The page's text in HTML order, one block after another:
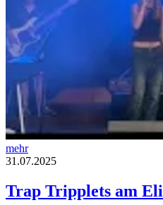
mehr
31.07.2025
Trap Tripplets am